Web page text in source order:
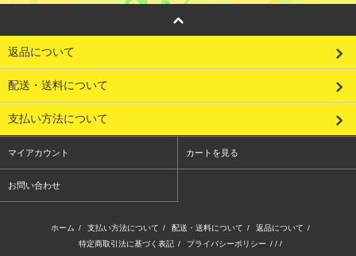
返品について
配送・送料について
支払い方法について
マイアカウント カートを見る
お問い合わせ
ホーム / 支払い方法について / 配送・送料について / 返品について /
特定商取引法に基づく表記 / プライバシーポリシー / / /